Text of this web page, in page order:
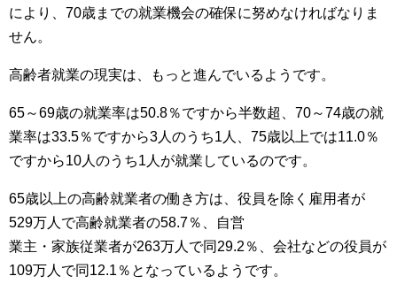
により、70歳までの就業機会の確保に努めなければなりま
せん。
高齢者就業の現実は、もっと進んでいるようです。
65～69歳の就業率は50.8％ですから半数超、70～74歳の就
業率は33.5％ですから3人のうち1人、75歳以上では11.0％
ですから10人のうち1人が就業しているのです。
65歳以上の高齢就業者の働き方は、役員を除く雇用者が
529万人で高齢就業者の58.7％、自営
業主・家族従業者が263万人で同29.2％、会社などの役員が
109万人で同12.1％となっているようです。